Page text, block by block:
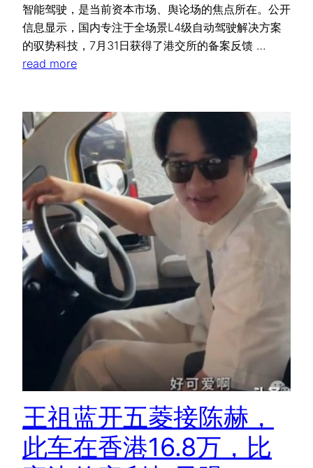
智能驾驶，是当前资本市场、舆论场的焦点所在。公开
信息显示，国内专注于全场景L4级自动驾驶解决方案
的驭势科技，7月31日获得了港交所的备案反馈 …
read more
王祖蓝开五菱接陈赫，
此车在香港16.8万，比